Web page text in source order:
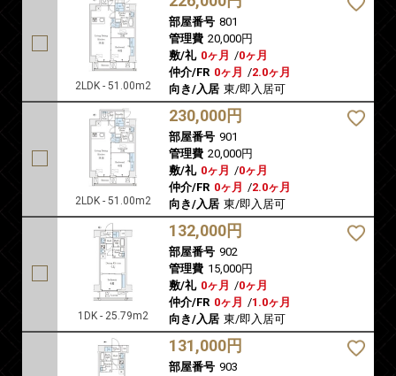
2LDK - 51.00m2
部屋番号 801
管理費 20,000円
敷/礼 0ヶ月 /0ヶ月
仲介/FR 0ヶ月 /2.0ヶ月
向き/入居 東/即入居可
2LDK - 51.00m2
230,000円
部屋番号 901
管理費 20,000円
敷/礼 0ヶ月 /0ヶ月
仲介/FR 0ヶ月 /2.0ヶ月
向き/入居 東/即入居可
1DK - 25.79m2
132,000円
部屋番号 902
管理費 15,000円
敷/礼 0ヶ月 /0ヶ月
仲介/FR 0ヶ月 /1.0ヶ月
向き/入居 東/即入居可
131,000円
部屋番号 903